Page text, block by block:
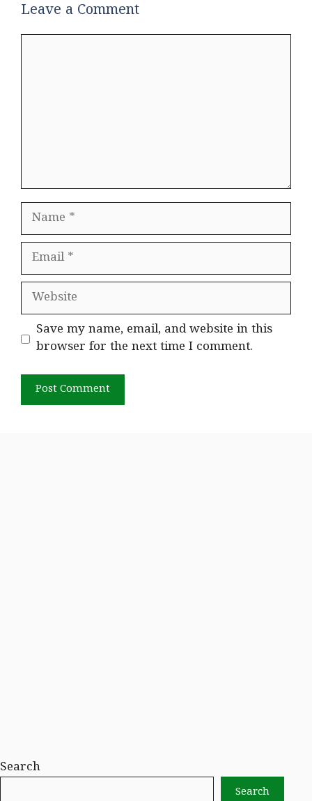
Leave a Comment
Name
Email
Website
Save my name, email, and website in this
browser for the next time I comment.
Search
Search